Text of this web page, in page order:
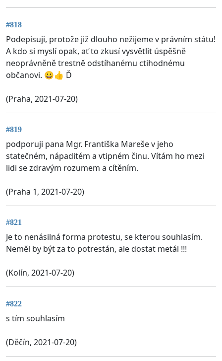
#818
Podepisuji, protože již dlouho nežijeme v právním státu!
A kdo si myslí opak, ať to zkusí vysvětlit úspěšně
neoprávněně trestně odstíhanému ctihodnému
občanovi. 😀👍 Ď
(Praha, 2021-07-20)
#819
podporuji pana Mgr. Františka Mareše v jeho
statečném, nápaditém a vtipném činu. Vítám ho mezi
lidi se zdravým rozumem a cítěním.
(Praha 1, 2021-07-20)
#821
Je to nenásilná forma protestu, se kterou souhlasím.
Neměl by být za to potrestán, ale dostat metál !!!
(Kolín, 2021-07-20)
#822
s tím souhlasím
(Děčín, 2021-07-20)